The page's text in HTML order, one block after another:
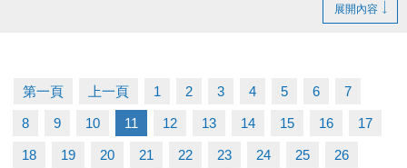
為提供市民安全、友善的運動環境，中心配合泳池歲
因工程涉及高空作業，須安排備料及施工，施工期程
較長，預計於 一月底前完成。
展開內容
第一頁 上一頁 1 2 3 4 5 6 7
8 9 10 11 12 13 14 15 16 17
18 19 20 21 22 23 24 25 26